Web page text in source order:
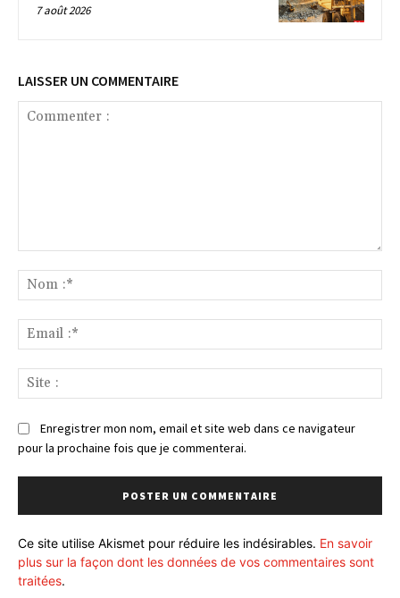
7 août 2026
LAISSER UN COMMENTAIRE
:*
:*
:
Enregistrer mon nom, email et site web dans ce navigateur
pour la prochaine fois que je commenterai.
Ce site utilise Akismet pour réduire les indésirables. En savoir
plus sur la façon dont les données de vos commentaires sont
traitées.